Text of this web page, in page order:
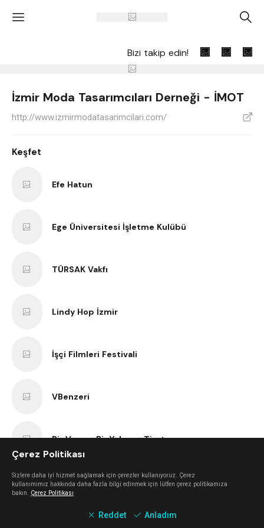
' A
Bizi takip edin!
İzmir Moda Tasarımcıları Derneği - İMOT
http://www.izmirmodatasarimcilari.com/ V
Keşfet
Efe Hatun
Ege Üniversitesi İşletme Kulübü
TÜRSAK Vakfı
Lindy Hop İzmir
İşçi Filmleri Festivali
VBenzeri
Bir Varmış Bir Yokmuş Tiyatro
İzmir Bisiklet Eğitimi
Çerez Politikası
Sizlere daha iyi hizmet sağlamak için çerezler kullanıyoruz. Çerez
kullanımımız hakkında daha fazla bilgi edinmek için lütfen çerez politikamıza
bakın. Çerez Politikası
Reddet Anladım